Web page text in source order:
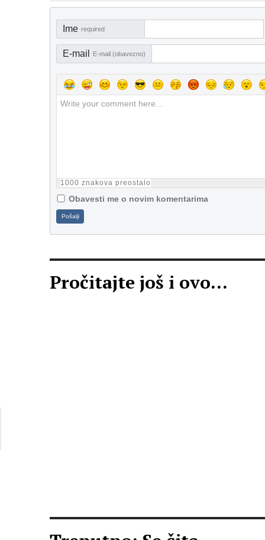
Ime required
E-mail E-mail (obavezno)
1000 znakova preostalo
Obavesti me o novim komentarima
Pošalji
Pročitajte još i ovo...